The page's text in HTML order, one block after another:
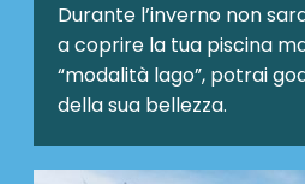
Durante l’inverno non
a coprire la tua piscina
“modalità lago”, potrai
della sua bellezza.